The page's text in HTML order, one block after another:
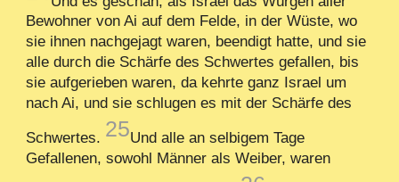
Bewohner von Ai auf dem Felde, in der Wüste, wo
sie ihnen nachgejagt waren, beendigt hatte, und sie
alle durch die Schärfe des Schwertes gefallen, bis
sie aufgerieben waren, da kehrte ganz Israel um
nach Ai, und sie schlugen es mit der Schärfe des
Schwertes. 25Und alle an selbigem Tage
Gefallenen, sowohl Männer als Weiber, waren